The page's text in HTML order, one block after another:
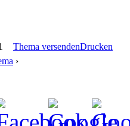
Thema versendenDrucken
›